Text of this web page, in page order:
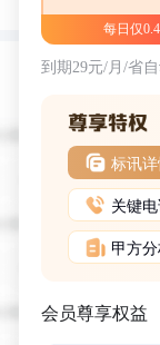
每日仅
到期29元/月/省
标讯
关键
甲方
会员尊享权益